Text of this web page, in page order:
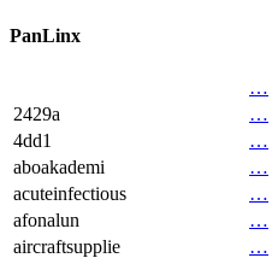
PanLinx
…
2429a
…
4dd1
…
aboakademi
…
acuteinfectious
…
afonalun
…
aircraftsupplie
…